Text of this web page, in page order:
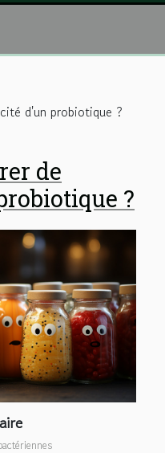
d'un probiotique ?
de
?